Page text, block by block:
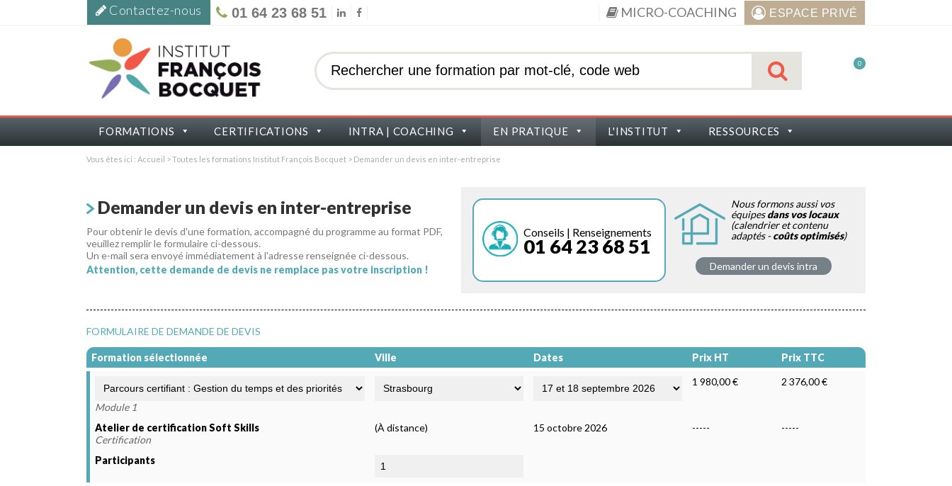
Contactez-nous 01 64 23 68 51 MICRO-COACHING ESPACE PRIVÉ
0
FORMATIONS CERTIFICATIONS INTRA | COACHING EN PRATIQUE L'INSTITUT RESSOURCES
Vous êtes ici : Accueil >Toutes les formations Institut François Bocquet > Demander un devis en inter-entreprise
Demander un devis en inter-entreprise
Pour obtenir le devis d'une formation, accompagné du programme au format PDF,
veuillez remplir le formulaire ci-dessous.
Un e-mail sera envoyé immédiatement à l'adresse renseignée ci-dessous.
Attention, cette demande de devis ne remplace pas votre inscription !
Conseils | Renseignements
01 64 23 68 51
Nous formons aussi vos
équipesdans vos locaux
(calendrier et contenu
adaptés -coûts optimisés)
Demander un devis intra
FORMULAIRE DE DEMANDE DE DEVIS
Formation sélectionnée Ville Dates Prix HT Prix TTC
Module 1
1 980,00 € 2 376,00 €
Atelier de certification Soft Skills
Certification
(À distance) 15 octobre 2026 ----- -----
Participants